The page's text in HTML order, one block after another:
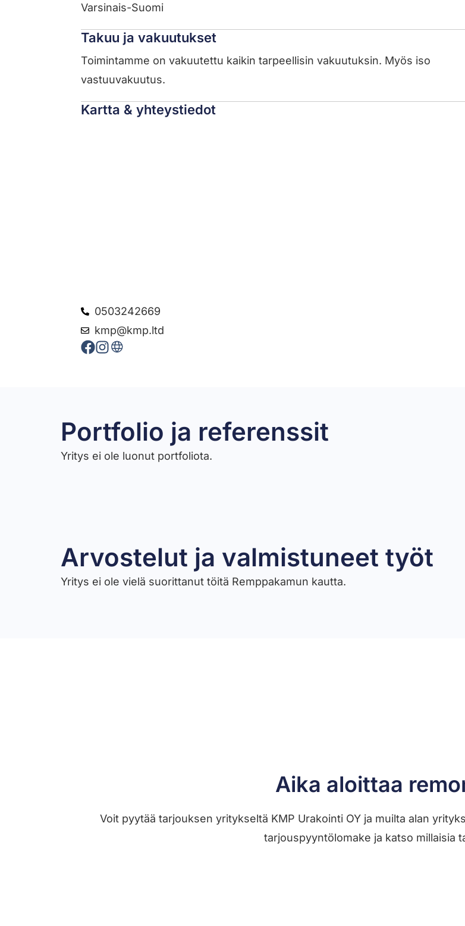
Varsinais-Suomi
Takuu ja vakuutukset
Toimintamme on vakuutettu kaikin tarpeellisin vakuutuksin. Myös iso
vastuuvakuutus.
Kartta & yhteystiedot
0503242669
kmp@kmp.ltd
Portfolio ja referenssit
Yritys ei ole luonut portfoliota.
Arvostelut ja valmistuneet työt​
Yritys ei ole vielä suorittanut töitä Remppakamun kautta.
Aika aloittaa
Voit pyytää tarjouksen yritykseltä KMP Urakointi OY ja muilta alan
tarjouspyyntölomake ja katso millaisia